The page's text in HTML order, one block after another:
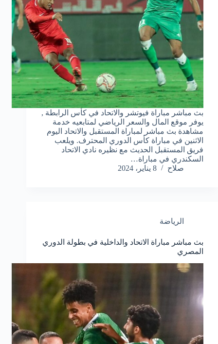
بث مباشر مباراة فيوتشر والاتحاد في كأس الرابطة ,
يوفر موقع المال والسعر الرياضي لمتابعيه خدمة
مشاهدة بث مباشر لمباراة المستقبل والاتحاد اليوم
الاثنين في مباراة كأس الدوري المحترف. ويلعب
فريق المستقبل الحديث مع نظيره نادي الاتحاد
السكندري في مباراة…
صلاح
8 يناير، 2024
الرياضة
بث مباشر مباراة الاتحاد والداخلية في بطولة الدوري
المصري